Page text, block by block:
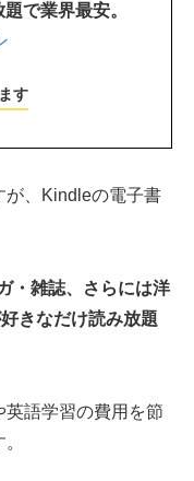
で業界最安。
す
が、Kindleの電子書
・雑誌、さらには洋
きなだけ読み放題
語学習の費用を節